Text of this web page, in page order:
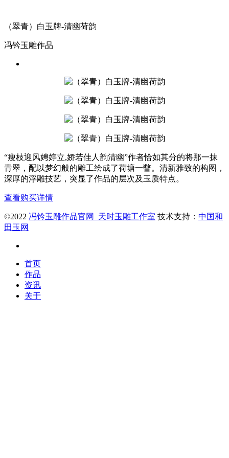
（翠青）白玉牌-清幽荷韵
冯钤玉雕作品
“瘦枝迎风娉婷立,娇若佳人韵清幽”作者恰如其分的将那一抹
青翠，配以梦幻般的雕工绘成了荷塘一瞥。清新雅致的构图，
深厚的浮雕技艺，突显了作品的层次及玉质特点。
查看购买详情
©2022 冯钤玉雕作品官网_天时玉雕工作室 技术支持： 中国和
田玉网
首页
作品
资讯
关于